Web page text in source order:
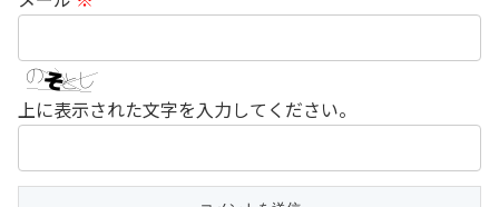
上に表示された文字を入力してください。